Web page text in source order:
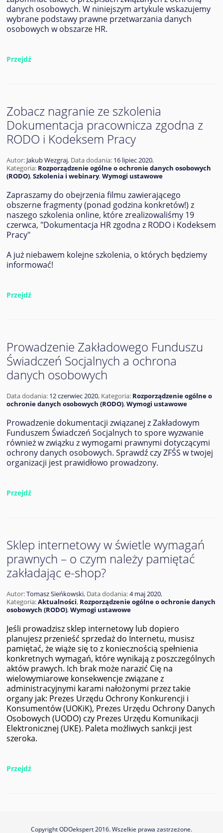
danych osobowych. W niniejszym artykule wskazujemy
wybrane podstawy prawne przetwarzania danych
osobowych w obszarze HR.
Przejdź
Zobacz nagranie ze szkolenia
Dokumentacja pracownicza zgodna z
RODO i Kodeksem Pracy
Autor: Jakub Wezgraj, Data dodania: 16 lipiec 2020,
Kategoria: Rozporządzenie ogólne o ochronie danych osobowych
(RODO),Szkolenia i webinary,Wymogi ustawowe
Zapraszamy do obejrzenia filmu zawierającego
obszerne fragmenty (ponad godzina konkretów!) z
naszego szkolenia online, które zrealizowaliśmy 19
czerwca, "Dokumentacja HR zgodna z RODO i Kodeksem
Pracy"
A już niebawem kolejne szkolenia, o których będziemy
informować!
Przejdź
Prowadzenie Zakładowego Funduszu
Świadczeń Socjalnych a ochrona
danych osobowych
Data dodania: 12 czerwiec 2020, Kategoria: Rozporządzenie ogólne o
ochronie danych osobowych (RODO),Wymogi ustawowe
Prowadzenie dokumentacji związanej z Zakładowym
Funduszem Świadczeń Socjalnych to spore wyzwanie
również w związku z wymogami prawnymi dotyczącymi
ochrony danych osobowych. Sprawdź czy ZFŚS w twojej
organizacji jest prawidłowo prowadzony.
Przejdź
Sklep internetowy w świetle wymagań
prawnych – o czym należy pamiętać
zakładając e-shop?
Autor:Tomasz Sieńkowski, Data dodania:4 maj 2020,
Kategoria:Aktualności, Rozporządzenie ogólne o ochronie danych
osobowych (RODO),Wymogi ustawowe
Jeśli prowadzisz sklep internetowy lub dopiero
planujesz przenieść sprzedaż do Internetu, musisz
pamiętać, że wiąże się to z koniecznością spełnienia
konkretnych wymagań, które wynikają z poszczególnych
aktów prawych. Ich brak może narazić Cię na
wielowymiarowe konsekwencje związane z
administracyjnymi karami nałożonymi przez takie
organy jak: Prezes Urzędu Ochrony Konkurencji i
Konsumentów (UOKiK), Prezes Urzędu Ochrony Danych
Osobowych (UODO) czy Prezes Urzędu Komunikacji
Elektronicznej (UKE). Paleta możliwych sankcji jest
szeroka.
Przejdź
Copyright ODOekspert 2016. Wszelkie prawa zastrzeżone.